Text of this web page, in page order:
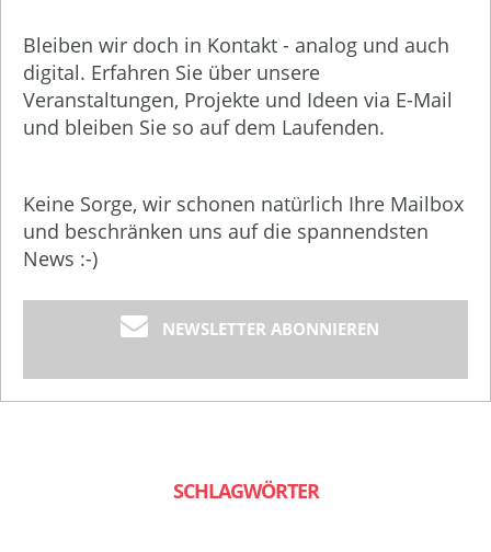
Bleiben wir doch in Kontakt - analog und auch
digital. Erfahren Sie über unsere
Veranstaltungen, Projekte und Ideen via E-Mail
und bleiben Sie so auf dem Laufenden.
Keine Sorge, wir schonen natürlich Ihre Mailbox
und beschränken uns auf die spannendsten
News :-)
NEWSLETTER ABONNIEREN
SCHLAGWÖRTER